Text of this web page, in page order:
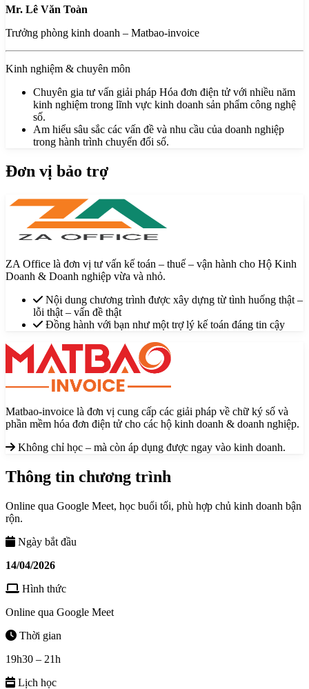
Mr. Lê Văn Toàn
Trưởng phòng kinh doanh – Matbao-invoice
Kinh nghiệm & chuyên môn
Chuyên gia tư vấn giải pháp Hóa đơn điện tử với nhiều năm
kinh nghiệm trong lĩnh vực kinh doanh sản phẩm công nghệ
số.
Am hiểu sâu sắc các vấn đề và nhu cầu của doanh nghiệp
trong hành trình chuyển đổi số.
Đơn vị bảo trợ
ZA Office là đơn vị tư vấn kế toán – thuế – vận hành cho Hộ Kinh
Doanh & Doanh nghiệp vừa và nhỏ.
Nội dung chương trình được xây dựng từ tình huống thật –
lỗi thật – vấn đề thật
Đồng hành với bạn như một trợ lý kế toán đáng tin cậy
Matbao-invoice là đơn vị cung cấp các giải pháp về chữ ký số và
phần mềm hóa đơn điện tử cho các hộ kinh doanh & doanh nghiệp.
Không chỉ học – mà còn áp dụng được ngay vào kinh doanh.
Thông tin chương trình
Online qua Google Meet, học buổi tối, phù hợp chủ kinh doanh bận
rộn.
Ngày bắt đầu
14/04/2026
Hình thức
Online qua Google Meet
Thời gian
19h30 – 21h
Lịch học